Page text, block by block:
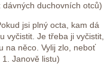
duchovních otců)
jsi plný octa, kam dá
vyčistit. Je třeba ji vyčistit,
na něco. Vylij zlo, neboť
Janově listu)